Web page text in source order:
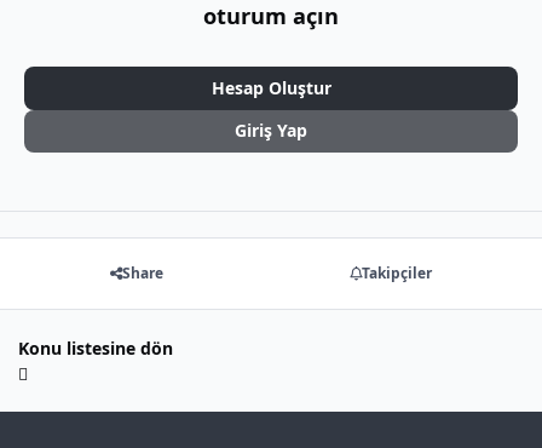
oturum açın
Hesap Oluştur
Giriş Yap
Share Takipçiler
Konu listesine dön